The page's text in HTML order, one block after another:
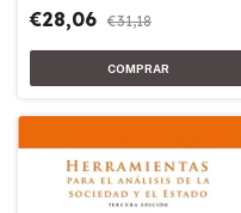
€28,06 €31,18